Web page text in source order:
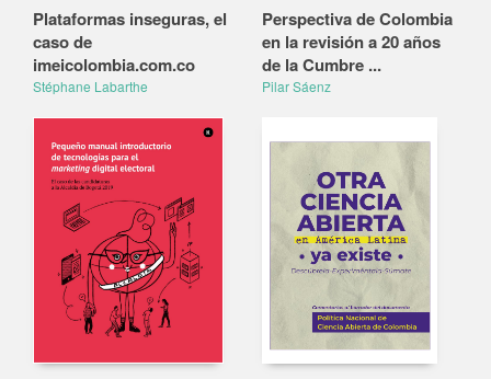
Plataformas inseguras, el
caso de
imeicolombia.com.co
Stéphane Labarthe
Perspectiva de Colombia
en la revisión a 20 años
de la Cumbre ...
Pilar Sáenz